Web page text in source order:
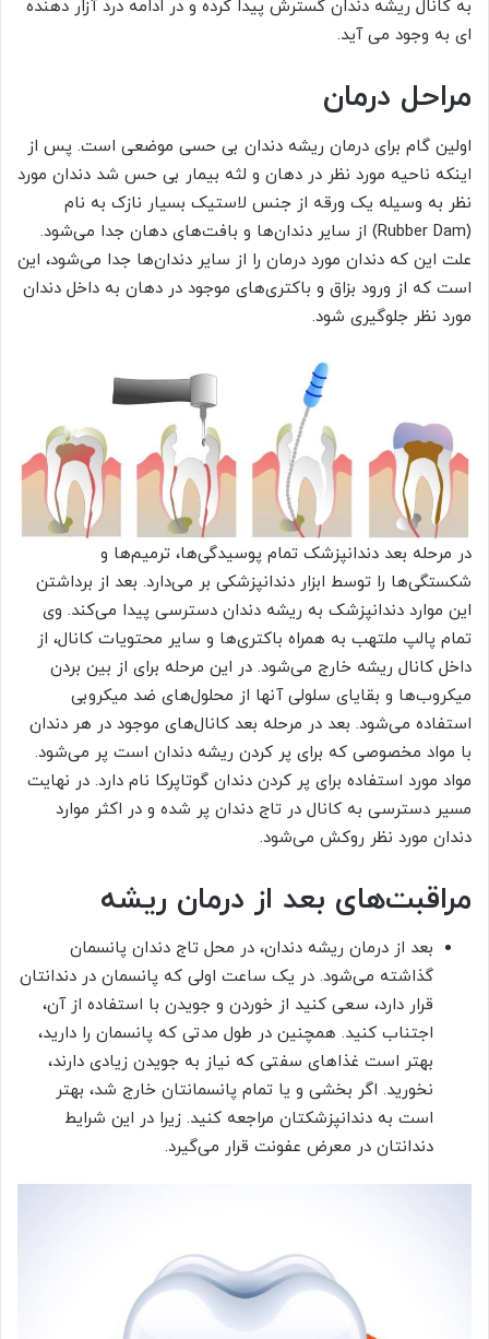
به کانال ریشه دندان گسترش پیدا کرده و در ادامه درد آزار دهنده
ای به وجود می آید.
مراحل درمان
اولین گام برای درمان ریشه دندان بی حسی موضعی است. پس از
اینکه ناحیه مورد نظر در دهان و لثه بیمار بی حس شد دندان مورد
نظر به وسیله یک ورقه از جنس لاستیک بسیار نازک به نام
(Rubber Dam) از سایر دندان‌ها و بافت‌های دهان جدا می‌شود.
علت این که دندان مورد درمان را از سایر دندان‌ها جدا می‌شود، این
است که از ورود بزاق و باکتری‌های موجود در دهان به داخل دندان
مورد نظر جلوگیری شود.
در مرحله بعد دندانپزشک تمام پوسیدگی‌ها، ترمیم‌ها و
شکستگی‌ها را توسط ابزار دندانپزشکی بر می‌دارد. بعد از برداشتن
این موارد دندانپزشک به ریشه دندان دسترسی پیدا می‌کند. وی
تمام پالپ ملتهب به همراه باکتری‌ها و سایر محتویات کانال، از
داخل کانال ریشه خارج می‌شود. در این مرحله برای از بین بردن
میکروب‌ها و بقایای سلولی آنها از محلول‌های ضد میکروبی
استفاده می‌شود. بعد در مرحله بعد کانال‌های موجود در هر دندان
با مواد مخصوصی که برای پر کردن ریشه دندان است پر می‌شود.
مواد مورد استفاده برای پر کردن دندان گوتاپرکا نام دارد. در نهایت
مسیر دسترسی به کانال در تاج دندان پر شده و در اکثر موارد
دندان مورد نظر روکش می‌شود.
مراقبت‌های بعد از درمان ریشه
بعد از درمان ریشه دندان، در محل تاج دندان پانسمان
گذاشته می‌شود. در یک ساعت اولی که پانسمان در دندانتان
قرار دارد، سعی کنید از خوردن و جویدن با استفاده از آن،
اجتناب کنید. همچنین در طول مدتی که پانسمان را دارید،
بهتر است غذاهای سفتی که نیاز به جویدن زیادی دارند،
نخورید. اگر بخشی و یا تمام پانسمانتان خارج شد، بهتر
است به دندانپزشکتان مراجعه کنید. زیرا در این شرایط
دندانتان در معرض عفونت قرار می‌گیرد.